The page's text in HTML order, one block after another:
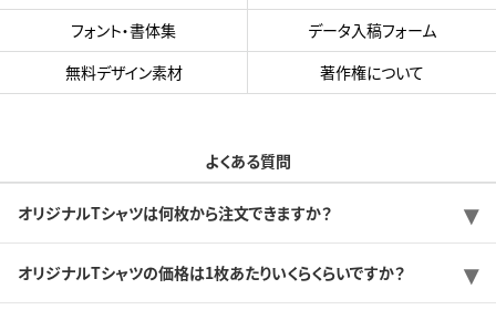
フォント・書体集
データ入稿フォーム
無料デザイン素材
著作権について
よくある質問
オリジナルTシャツは何枚から注文できますか？
オリジナルTシャツの価格は1枚あたりいくらくらいですか？